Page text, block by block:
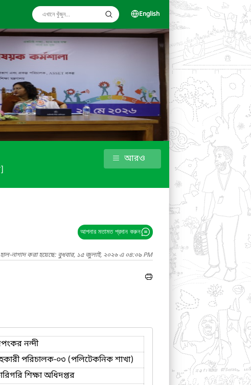
English
আরও
আপনার মতামত প্রদান করুন
নাগাদ করা হয়েছে: বুধবার, ১৫ জুলাই, ২০২৬ এ ০৪:০৯ PM
নন্দী
পরিচালক-০৩ (পলিটেকনিক শাখা)
শিক্ষা অধিদপ্তর